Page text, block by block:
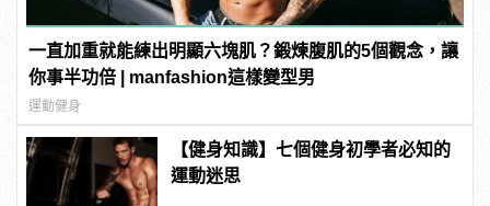
一直加重就能練出明顯六塊肌？鍛煉腹肌的5個觀念，讓
你事半功倍 | manfashion這樣變型男
運動健身
【健身知識】七個健身初學者必知的
運動迷思